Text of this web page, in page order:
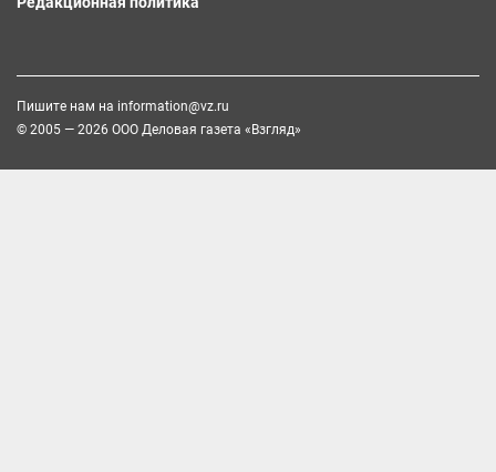
Пишите нам на information@vz.ru
© 2005 — 2026 ООО Деловая газета «Взгляд»